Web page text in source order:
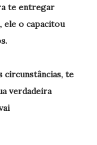
te entregar
ele o capacitou
circunstâncias, te
verdadeira